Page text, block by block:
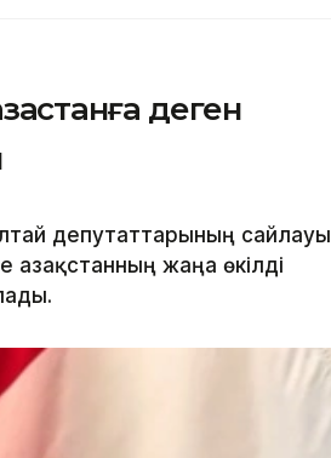
деген
депутаттарының сайлауы
жаңа өкілді